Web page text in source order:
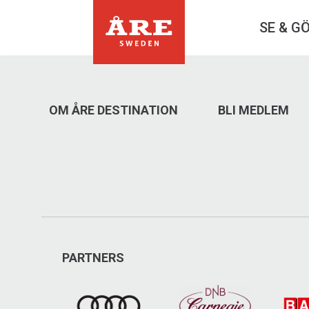
SE &
OM ÅRE DESTINATION BLI MEDLEM
PARTNERS